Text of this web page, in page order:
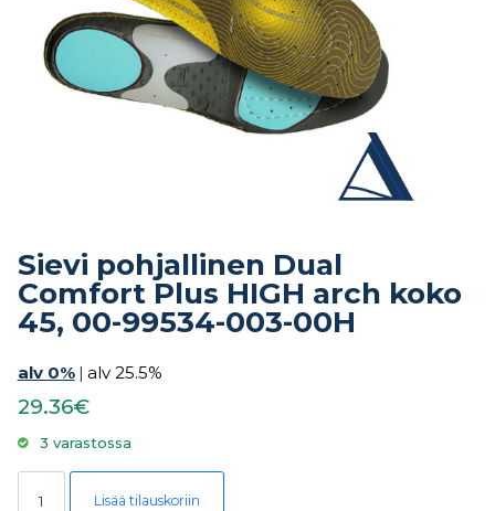
Sievi pohjallinen Dual
Comfort Plus HIGH arch koko
45, 00-99534-003-00H
alv 0% | alv 25.5%
29.36€
3 varastossa
Sievi pohjallinen Dual Comfort Plus HIGH arch koko 45, 00-99534-003-
Lisää tilauskoriin